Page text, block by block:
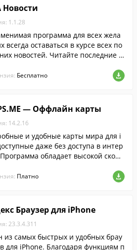
Новости
1.1.28
программа для всех жела
всегда оставаться в курсе всех по
новостей. Читайте последние и
Бесплатно
— Оффлайн карты
14.2.16
и удобные карты мира для i
даже без доступа в интер
обладает высокой скоро
с Apple Watch.
Платно
Браузер для iPhone
23.3.4.311
из самых быстрых и удобных брау
для iPhone. Благодаря функциям п